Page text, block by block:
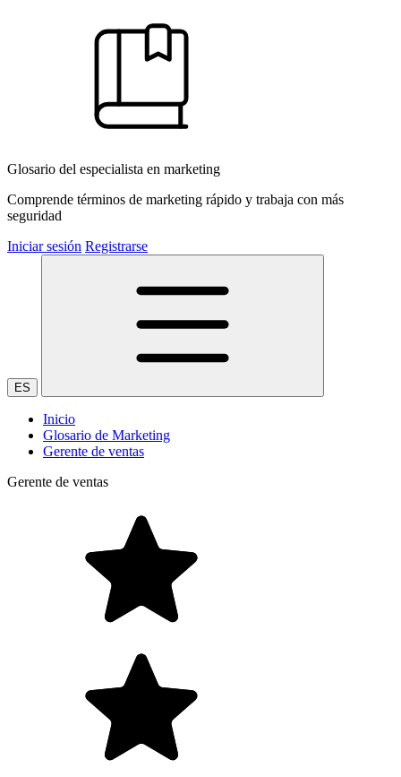
Glosario del especialista en marketing
Comprende términos de marketing rápido y trabaja con más
seguridad
Iniciar sesión Registrarse
ES
Inicio
Glosario de Marketing
Gerente de ventas
Gerente de ventas